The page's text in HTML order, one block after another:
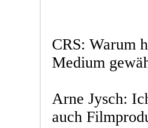
CRS: Warum
Medium
Arne Jysch:
auch